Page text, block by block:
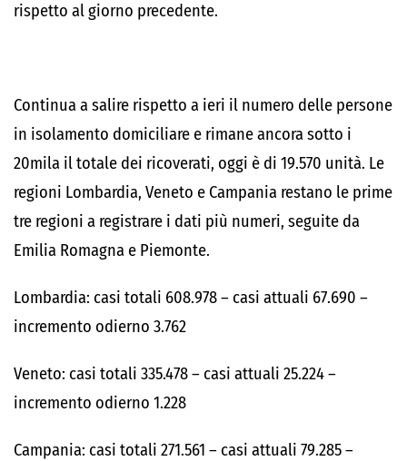
rispetto al giorno precedente.
Continua a salire rispetto a ieri il numero delle persone
in isolamento domiciliare e rimane ancora sotto i
20mila il totale dei ricoverati, oggi è di 19.570 unità. Le
regioni Lombardia, Veneto e Campania restano le prime
tre regioni a registrare i dati più numeri, seguite da
Emilia Romagna e Piemonte.
Lombardia: casi totali 608.978 – casi attuali 67.690 –
incremento odierno 3.762
Veneto: casi totali 335.478 – casi attuali 25.224 –
incremento odierno 1.228
Campania: casi totali 271.561 – casi attuali 79.285 –